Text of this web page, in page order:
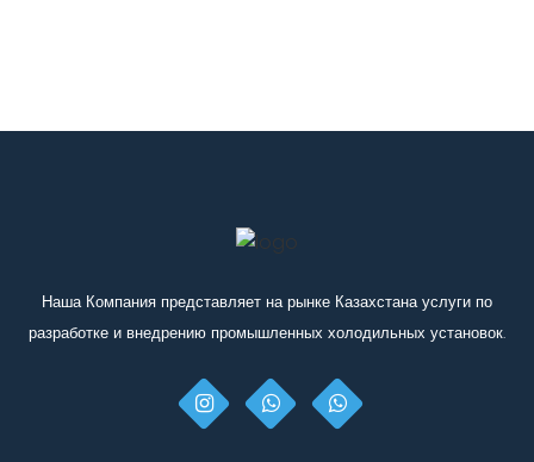
Наша Компания представляет на рынке Казахстана услуги по
разработке и внедрению промышленных холодильных установок.